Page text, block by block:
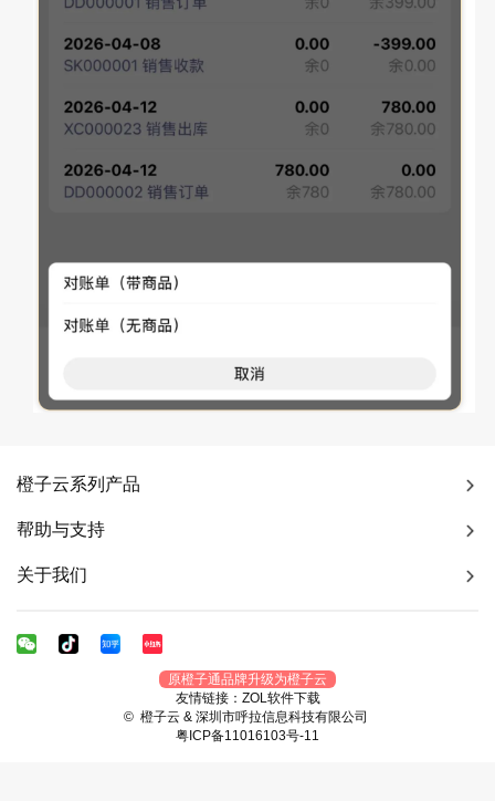
橙子云系列产品
帮助与支持
关于我们
原橙子通品牌升级为橙子云
友情链接： ZOL软件下载
© 橙子云 & 深圳市呼拉信息科技有限公司
粤ICP备11016103号-11